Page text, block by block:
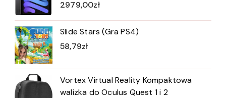
2979,00zł
Slide Stars (Gra PS4)
58,79zł
Vortex Virtual Reality Kompaktowa
walizka do Oculus Quest 1 i 2